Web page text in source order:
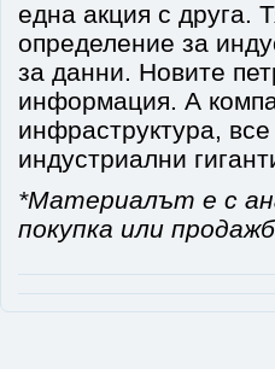
една акция с друга.
определение за
за данни. Новите
информация. А
инфраструктура,
индустриални
*Материалът е с
покупка или